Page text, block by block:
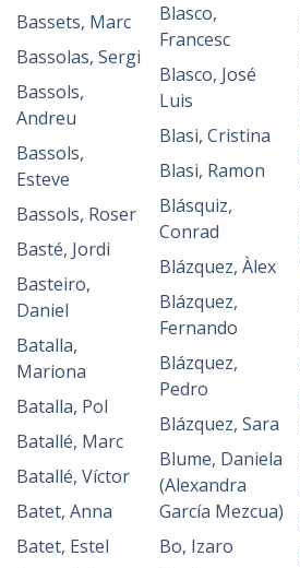
Bassets, Marc
Bassolas, Sergi
Bassols,
Andreu
Bassols,
Esteve
Bassols, Roser
Basté, Jordi
Basteiro,
Daniel
Batalla,
Mariona
Batalla, Pol
Batallé, Marc
Batallé, Víctor
Batet, Anna
Batet, Estel
Blasco,
Francesc
Blasco, José
Luis
Blasi, Cristina
Blasi, Ramon
Blásquiz,
Conrad
Blázquez, Àlex
Blázquez,
Fernando
Blázquez,
Pedro
Blázquez, Sara
Blume, Daniela
(Alexandra
García Mezcua)
Bo, Izaro